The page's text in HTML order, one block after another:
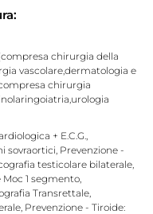
chirurgia della
vascolare,dermatologia e
chirurgia
+ E.C.G.,
sovraortici, Prevenzione -
testicolare bilaterale,
1 segmento,
Transrettale,
Prevenzione - Tiroide: